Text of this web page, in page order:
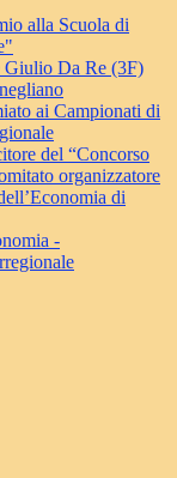
alla Scuola di
Giulio Da Re (3F)
ai Campionati di
del “Concorso
organizzatore
di
-